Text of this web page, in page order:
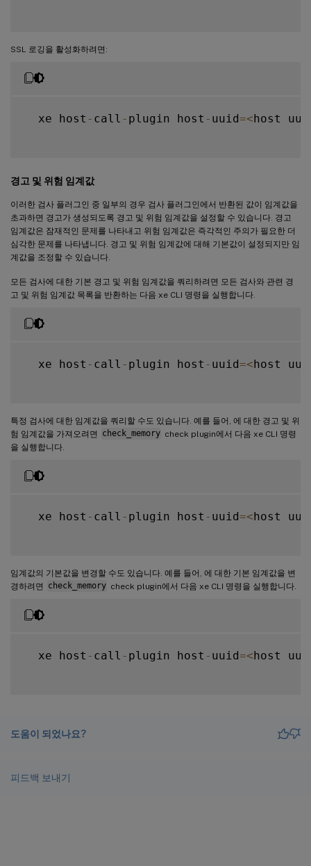
SSL 로깅을 활성화하려면:
  xe host
- call - plugin host - uuid=<host
경고 및 위험 임계값
이러한 검사 플러그인 중 일부의 경우 검사 플러그인에서 반환된 값이 임계값을
초과하면 경고가 생성되도록 경고 및 위험 임계값을 설정할 수 있습니다. 경고
임계값은 잠재적인 문제를 나타내고 위험 임계값은 즉각적인 주의가 필요한 더
심각한 문제를 나타냅니다. 경고 및 위험 임계값에 대해 기본값이 설정되지만 임
계값을 조정할 수 있습니다.
모든 검사에 대한 기본 경고 및 위험 임계값을 쿼리하려면 모든 검사와 관련 경
고 및 위험 임계값 목록을 반환하는 다음 xe CLI 명령을 실행합니다.
  xe host
- call - plugin host - uuid=<host
특정 검사에 대한 임계값을 쿼리할 수도 있습니다. 예를 들어, 에 대한 경고 및 위
험 임계값을 가져오려면
check_memory check plugin에서 다음 xe CLI 명령
을 실행합니다.
  xe host
- call - plugin host - uuid=<host
임계값의 기본값을 변경할 수도 있습니다. 예를 들어, 에 대한 기본 임계값을 변
경하려면
check_memory check plugin에서 다음 xe CLI 명령을 실행합니다.
  xe host
- call - plugin host - uuid=<host
도움이 되었나요?
피드백 보내기